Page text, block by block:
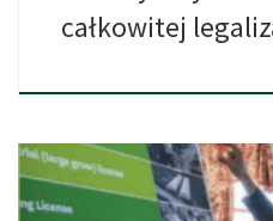
całkowitej